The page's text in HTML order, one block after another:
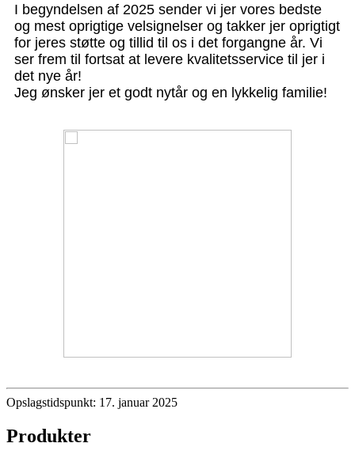
I begyndelsen af ​​2025 sender vi jer vores bedste
og mest oprigtige velsignelser og takker jer oprigtigt
for jeres støtte og tillid til os i det forgangne ​​år. Vi
ser frem til fortsat at levere kvalitetsservice til jer i
det nye år!
Jeg ønsker jer et godt nytår og en lykkelig familie!
Opslagstidspunkt: 17. januar 2025
Produkter